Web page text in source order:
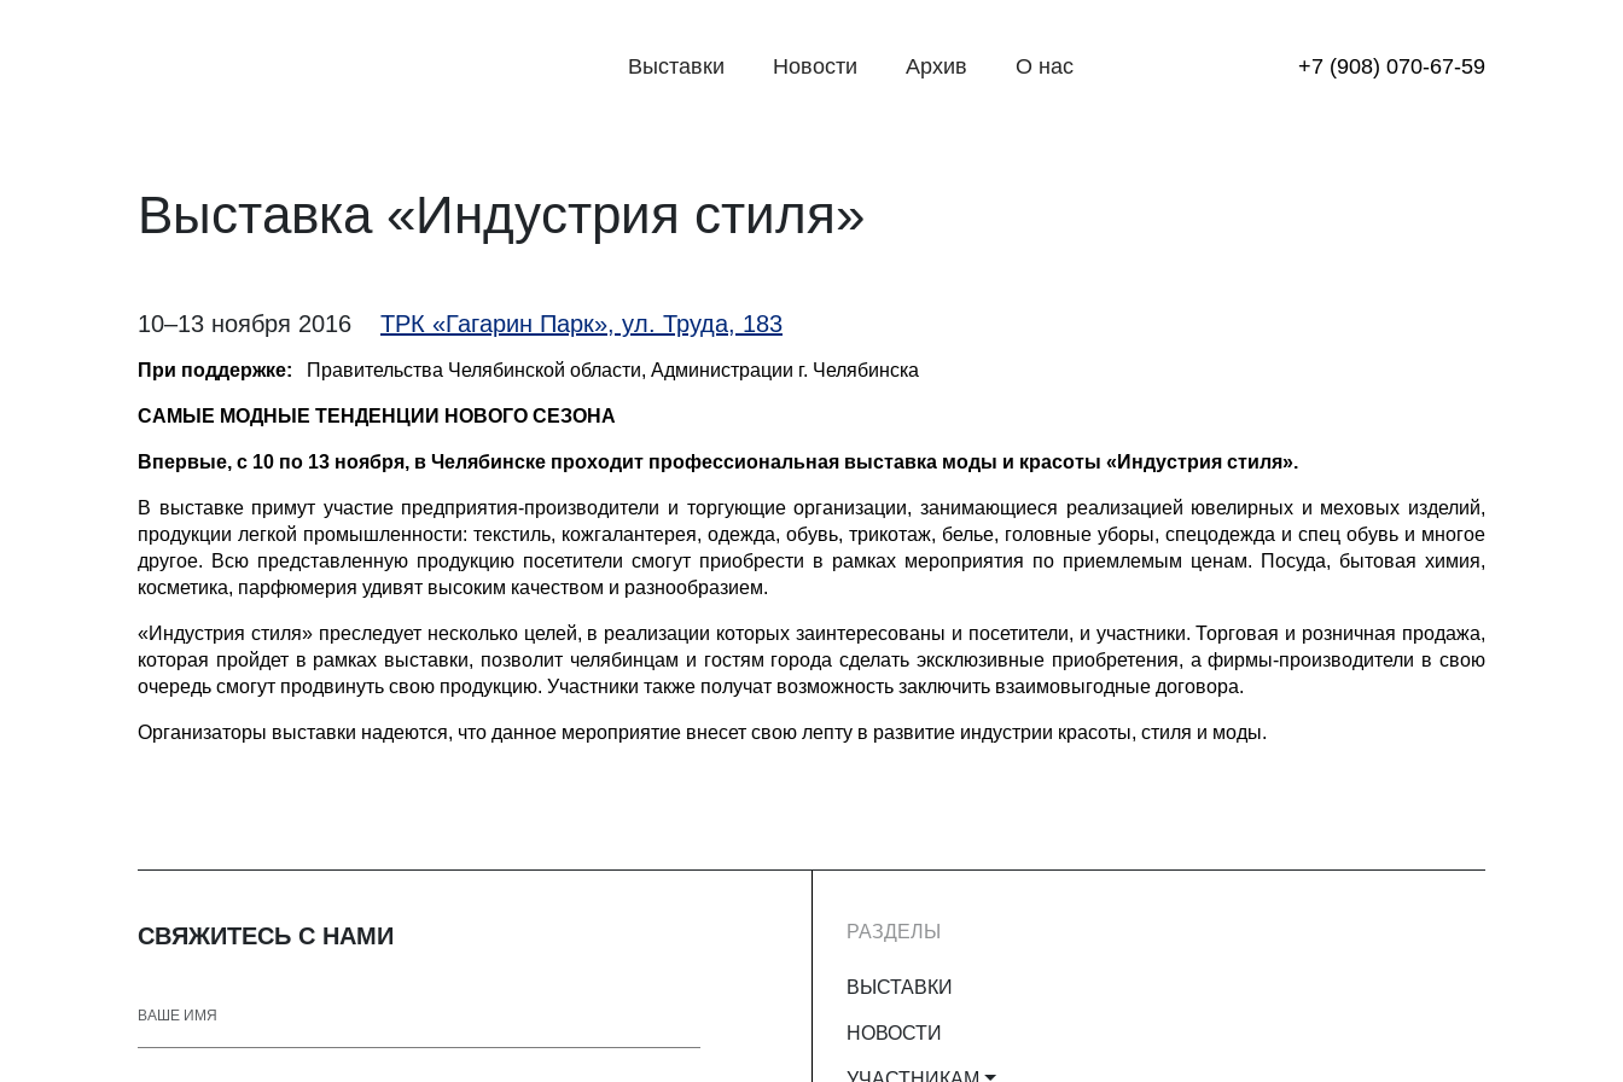
Выставки Новости Архив О нас +7 (908) 070-67-59
Выставка «Индустрия стиля»
10–13 ноября 2016 ТРК «Гагарин Парк», ул. Труда, 183
При поддержке: Правительства Челябинской области, Администрации г. Челябинска
САМЫЕ МОДНЫЕ ТЕНДЕНЦИИ НОВОГО СЕЗОНА
Впервые, с 10 по 13 ноября, в Челябинске проходит профессиональная выставка моды и красоты «Индустрия стиля».
В выставке примут участие предприятия-производители и торгующие организации, занимающиеся реализацией ювелирных и меховых изделий,
продукции легкой промышленности: текстиль, кожгалантерея, одежда, обувь, трикотаж, белье, головные уборы, спецодежда и спец обувь и многое
другое. Всю представленную продукцию посетители смогут приобрести в рамках мероприятия по приемлемым ценам. Посуда, бытовая химия,
косметика, парфюмерия удивят высоким качеством и разнообразием.
«Индустрия стиля» преследует несколько целей, в реализации которых заинтересованы и посетители, и участники. Торговая и розничная продажа,
которая пройдет в рамках выставки, позволит челябинцам и гостям города сделать эксклюзивные приобретения, а фирмы-производители в свою
очередь смогут продвинуть свою продукцию. Участники также получат возможность заключить взаимовыгодные договора.
Организаторы выставки надеются, что данное мероприятие внесет свою лепту в развитие индустрии красоты, стиля и моды.
СВЯЖИТЕСЬ С НАМИ РАЗДЕЛЫ
ВЫСТАВКИ
НОВОСТИ